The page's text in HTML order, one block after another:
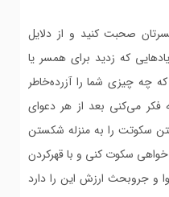
صحبت کنید و از دلایل
که زدید برای همسر یا
چه چیزی شما را آزرده‌خاطر
می‌کنی بعد از هر دعوای
سکوتت را به منزله شکستن
سکوت کنی و با قهرکردن
و جروبحث ارزش این را دارد